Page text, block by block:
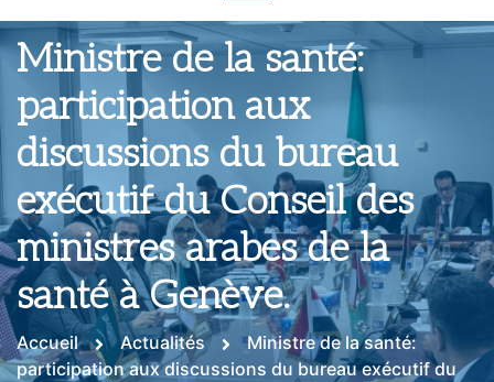
Ministre de la santé:
participation aux
discussions du bureau
exécutif du Conseil des
ministres arabes de la
santé à Genève.
Accueil Actualités
Ministre de la santé:
participation aux discussions du bureau exécutif du